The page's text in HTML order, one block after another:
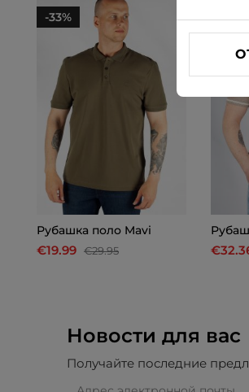
-33%
Рубашкa поло Mavi
€19.99 €29.95
-10%
Новости для вас
Получайте последние